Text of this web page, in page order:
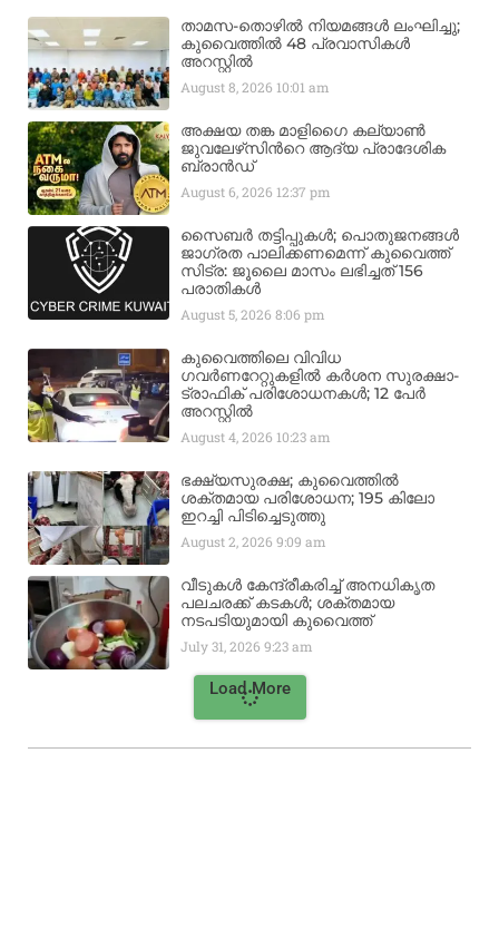
താമസ-തൊഴിൽ നിയമങ്ങൾ ലംഘിച്ചു;
കുവൈത്തിൽ 48 പ്രവാസികൾ
അറസ്റ്റിൽ
August 8, 2026 10:01 am
അക്ഷയ തങ്ക മാളിഗൈ കല്യാണ്‍
ജുവലേഴ്‌സിന്‍റെ ആദ്യ പ്രാദേശിക
ബ്രാന്‍ഡ്
August 6, 2026 12:37 pm
സൈബർ തട്ടിപ്പുകൾ; പൊതുജനങ്ങൾ
ജാഗ്രത പാലിക്കണമെന്ന് കുവൈത്ത്
സിട്ര: ജൂലൈ മാസം ലഭിച്ചത് 156
പരാതികൾ
August 5, 20268:06 pm
കുവൈത്തിലെ വിവിധ
ഗവർണറേറ്റുകളിൽ കർശന സുരക്ഷാ-
ട്രാഫിക് പരിശോധനകൾ; 12 പേർ
അറസ്റ്റിൽ
August 4, 2026 10:23 am
ഭക്ഷ്യസുരക്ഷ; കുവൈത്തിൽ
ശക്തമായ പരിശോധന; 195 കിലോ
ഇറച്ചി പിടിച്ചെടുത്തു
August 2, 20269:09 am
വീടുകൾ കേന്ദ്രീകരിച്ച് അനധികൃത
പലചരക്ക് കടകൾ; ശക്തമായ
നടപടിയുമായി കുവൈത്ത്
July 31, 20269:23 am
Load More